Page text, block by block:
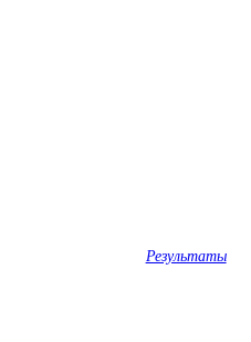
Результаты